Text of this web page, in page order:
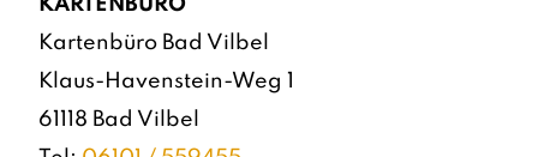
KARTENBÜRO
Kartenbüro Bad Vilbel
Klaus-Havenstein-Weg 1
61118 Bad Vilbel